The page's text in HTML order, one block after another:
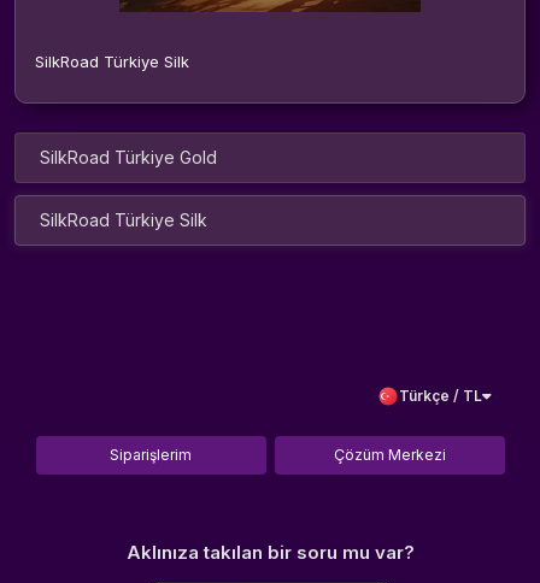
SilkRoad Türkiye Silk
SilkRoad Türkiye Gold
SilkRoad Türkiye Silk
Türkçe / TL
Siparişlerim Çözüm Merkezi
Aklınıza takılan bir soru mu var?